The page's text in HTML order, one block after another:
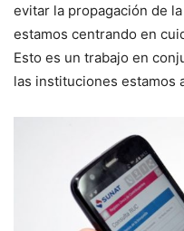
evitar la propagación de
estamos centrando en
Esto es un trabajo en
las instituciones estamos